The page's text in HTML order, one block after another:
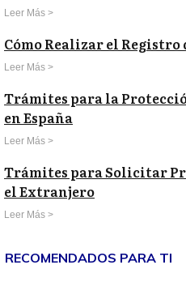
Leer Más >
Cómo Realizar el Registro
Leer Más >
Trámites para la
en España
Leer Más >
Trámites para Solicitar
el Extranjero
Leer Más >
RECOMENDADOS PARA TI